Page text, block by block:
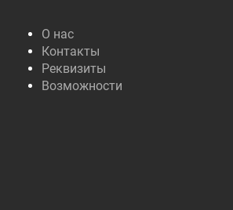
О нас
Контакты
Реквизиты
Возможности